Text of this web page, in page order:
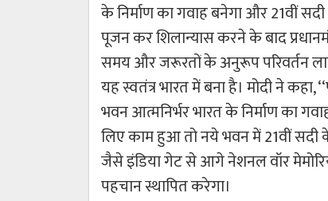
के निर्माण का गवाह बनेगा और 21वीं
पूजन कर शिलान्यास करने के बाद
समय और जरूरतों के अनुरूप परिवर्तन
यह स्वतंत्र भारत में बना है। मोदी ने
भवन आत्मनिर्भर भारत के निर्माण का
लिए काम हुआ तो नये भवन में 21वीं सदी
जैसे इंडिया गेट से आगे नेशनल वॉर
पहचान स्थापित करेगा।